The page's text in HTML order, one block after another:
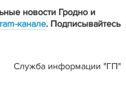
новости Гродно и
канале. Подписывайтесь
Служба информации "ГП"